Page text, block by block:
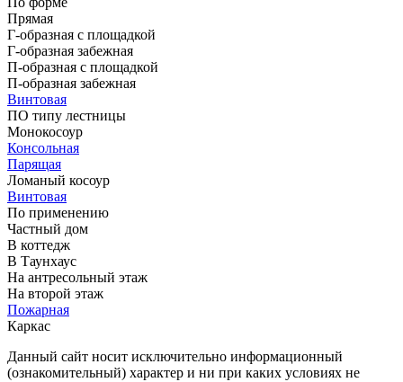
Прямая
Г-образная с площадкой
Г-образная забежная
П-образная с площадкой
П-образная забежная
Винтовая
ПО типу лестницы
Монокосоур
Консольная
Парящая
Ломаный косоур
Винтовая
По применению
Частный дом
В коттедж
В Таунхаус
На антресольный этаж
На второй этаж
Пожарная
Каркас
Данный сайт носит исключительно информационный
(ознакомительный) характер и ни при каких условиях не